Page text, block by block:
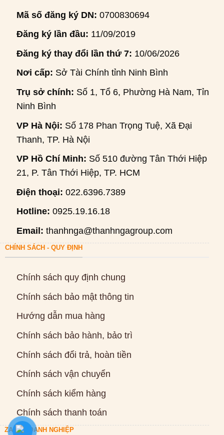
Mã số đăng ký DN: 0700830694
Đăng ký lần đầu: 11/09/2019
Đăng ký thay đổi lần thứ 7: 10/06/2026
Nơi cấp: Sở Tài Chính tỉnh Ninh Bình
Trụ sở chính: Số 1, Tổ 6, Phường Hà Nam, Tỉnh
Ninh Bình
VP Hà Nội: Số 178 Phan Trọng Tuệ, Xã Đại
Thanh, TP. Hà Nội
VP Hồ Chí Minh: Số 510 đường Tân Thới Hiệp
21, P. Tân Thới Hiệp, TP. HCM
Điện thoại: 022.6396.7389
Hotline: 0925.19.16.18
Email: thanhnga@thanhngagroup.com
CHÍNH SÁCH - QUY ĐỊNH
Chính sách quy định chung
Chính sách bảo mật thông tin
Hướng dẫn mua hàng
Chính sách bảo hành, bảo trì
Chính sách đổi trả, hoàn tiền
Chính sách vận chuyển
Chính sách kiểm hàng
Chính sách thanh toán
ZALO DOANH NGHIỆP